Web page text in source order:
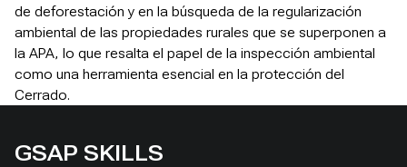
de deforestación y en la búsqueda de la regularización
ambiental de las propiedades rurales que se superponen a
la APA, lo que resalta el papel de la inspección ambiental
como una herramienta esencial en la protección del
Cerrado.
GSAP SKILLS